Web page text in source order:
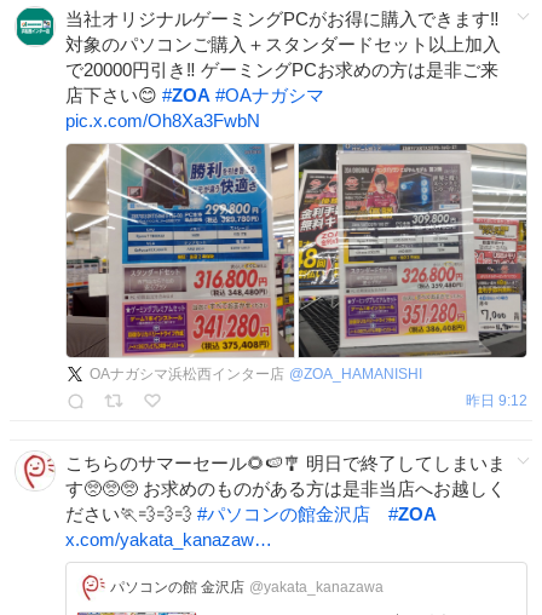
当社オリジナルゲーミングPCがお得に購入できます‼️
対象のパソコンご購入＋スタンダードセット以上加入
で20000円引き‼️ ゲーミングPCお求めの方は是非ご来
店下さい😊 #ZOA #OAナガシマ
pic.x.com/Oh8Xa3FwbN
OAナガシマ浜松西インター店 @ZOA_HAMANISHI
昨日 9:12
こちらのサマーセール🌻🍉🎐 明日で終了してしまいま
す🥺🥺🥺 お求めのものがある方は是非当店へお越しく
ださい🏃💨💨💨 #パソコンの館金沢店 #ZOA
x.com/yakata_kanazaw…
パソコンの館 金沢店 @yakata_kanazawa